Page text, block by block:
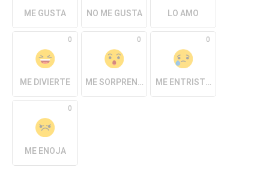
ME GUSTA NO ME GUSTA LO AMO
0
ME DIVIERTE
0
ME SORPRENDE
0
ME ENTRISTECE
0
ME ENOJA